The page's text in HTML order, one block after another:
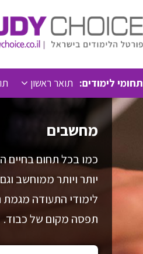
תחומי לימודים: תואר ראשון
מחשבים
כמו בכל תחום בחיים
יותר ויותר ממוחשב
לימודי התעודה
תפסה מקום של כבוד.